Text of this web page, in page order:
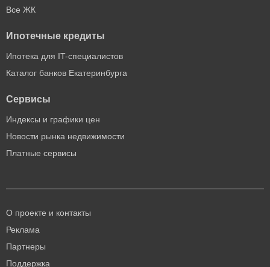
Все ЖК
Ипотечные кредиты
Ипотека для IT-специалистов
Каталог банков Екатеринбурга
Сервисы
Индексы и графики цен
Новости рынка недвижимости
Платные сервисы
О проекте и контакты
Реклама
Партнеры
Поддержка